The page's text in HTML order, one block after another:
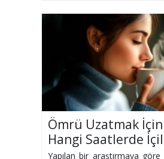
Ömrü Uzatmak
Hangi Saatlerde
Yapılan bir araştırmaya